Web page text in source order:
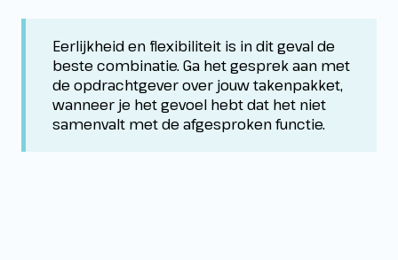
Eerlijkheid en flexibiliteit is in dit geval de
beste combinatie. Ga het gesprek aan met
de opdrachtgever over jouw takenpakket,
wanneer je het gevoel hebt dat het niet
samenvalt met de afgesproken functie.